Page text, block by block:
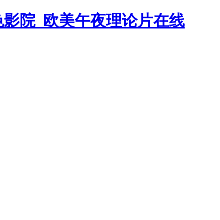
院_欧美午夜理论片在线